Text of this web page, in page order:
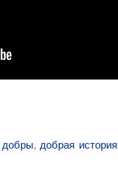
добры, добрая история